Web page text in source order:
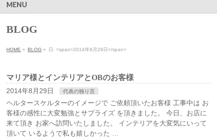
MENU
BLOG
HOME » BLOG » 日: <span>2014年8月29日</span>
マリア様とインテリアとOBのお客様
2014年8月29日 代表の独り言
ヘルタースケルターのイメージで ご依頼頂いたお客様 工事中は お
客様の感性に大変勉強とサプライズ を頂きました。 今日、お店に
来て頂き お家へ訪問いたしました。 インテリアを大変気にいって
頂いて いるようで私も嬉しかった …